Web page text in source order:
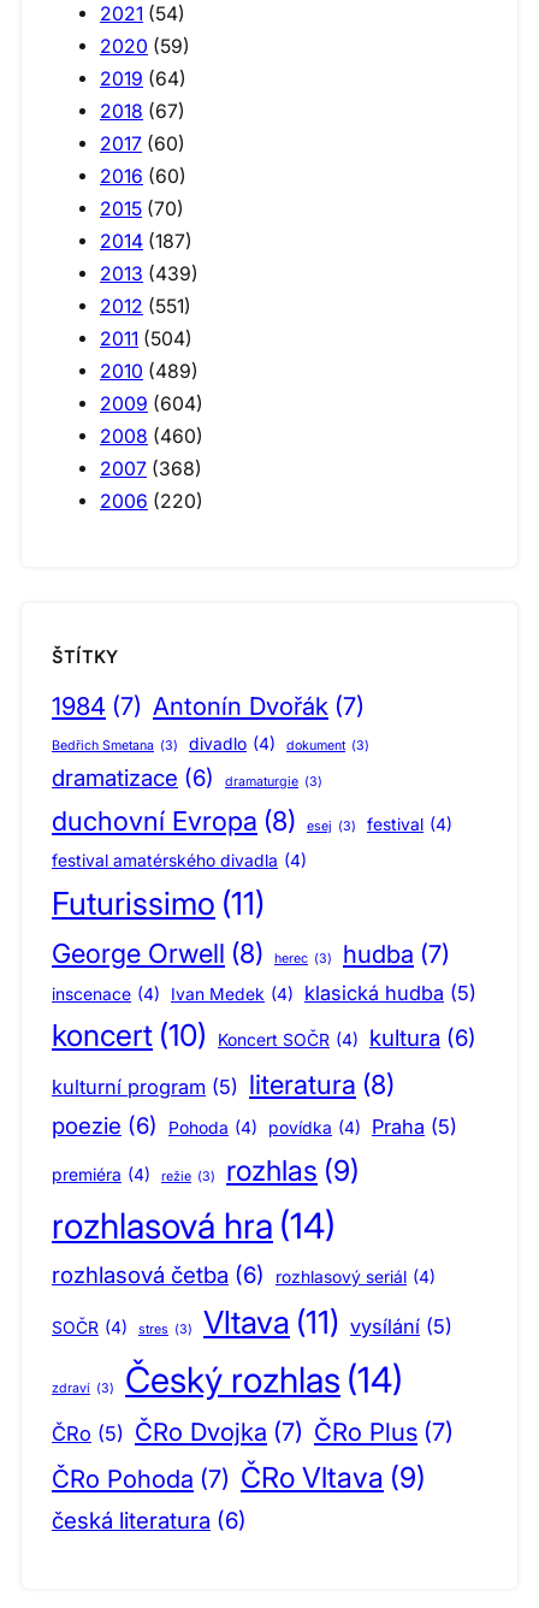
2021 (54)
2020 (59)
2019 (64)
2018 (67)
2017 (60)
2016 (60)
2015 (70)
2014 (187)
2013 (439)
2012 (551)
2011 (504)
2010 (489)
2009 (604)
2008 (460)
2007 (368)
2006 (220)
ŠTÍTKY
1984 (7) Antonín Dvořák (7)
Bedřich Smetana (3) divadlo (4) dokument (3)
dramatizace (6) dramaturgie (3)
duchovní Evropa (8) esej (3) festival (4)
festival amatérského divadla (4)
Futurissimo (11)
George Orwell (8) herec (3) hudba (7)
inscenace (4) Ivan Medek (4) klasická hudba (5)
koncert (10) Koncert SOČR (4) kultura (6)
kulturní program (5) literatura (8)
poezie (6) Pohoda (4) povídka (4) Praha (5)
premiéra (4) režie (3) rozhlas (9)
rozhlasová hra (14)
rozhlasová četba (6) rozhlasový seriál (4)
SOČR (4) stres (3) Vltava (11) vysílání (5)
zdraví (3) Český rozhlas (14)
ČRo (5) ČRo Dvojka (7) ČRo Plus (7)
ČRo Pohoda (7) ČRo Vltava (9)
česká literatura (6)